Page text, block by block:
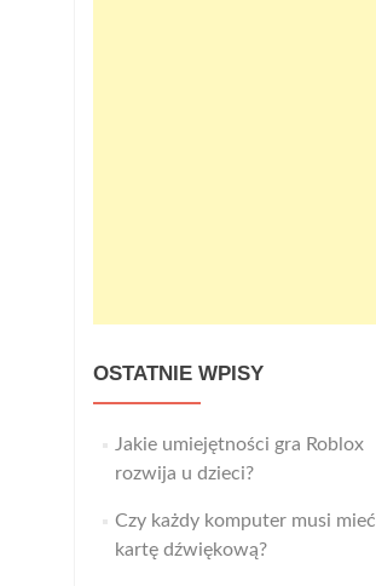
OSTATNIE WPISY
Jakie umiejętności gra Roblox
rozwija u dzieci?
Czy każdy komputer musi mieć
kartę dźwiękową?